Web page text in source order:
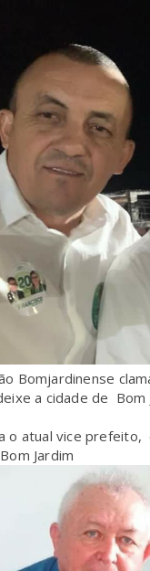
Bomjardinense
a cidade de
o atual vice
Jardim